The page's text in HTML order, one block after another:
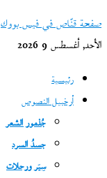
صفحة قنّاص في فيس بووك
الأحد, أغسطس 9 2026
رئيسية
أرخبيل النصوص
جُذمور الشعر
جسدُ السرد
سِيَر ورحلات